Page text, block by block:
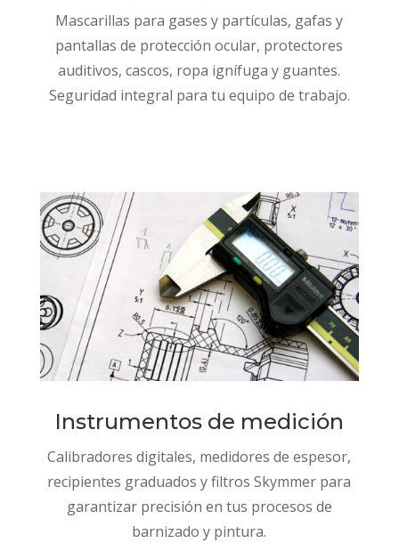
Mascarillas para gases y partículas, gafas y
pantallas de protección ocular, protectores
auditivos, cascos, ropa ignífuga y guantes.
Seguridad integral para tu equipo de trabajo.
Instrumentos de medición
Calibradores digitales, medidores de espesor,
recipientes graduados y filtros Skymmer para
garantizar precisión en tus procesos de
barnizado y pintura.